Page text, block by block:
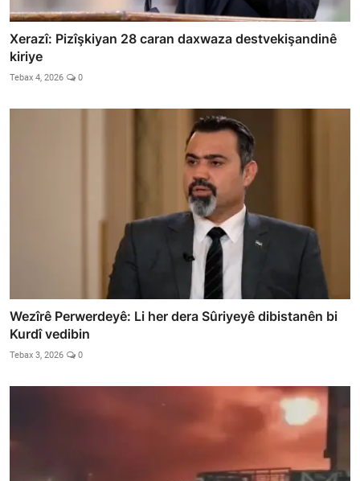
Xerazî: Pizîşkiyan 28 caran daxwaza destvekişandinê
kiriye
Tebax 4, 2026 0
Wezîrê Perwerdeyê: Li her dera Sûriyeyê dibistanên bi
Kurdî vedibin
Tebax 3, 2026 0